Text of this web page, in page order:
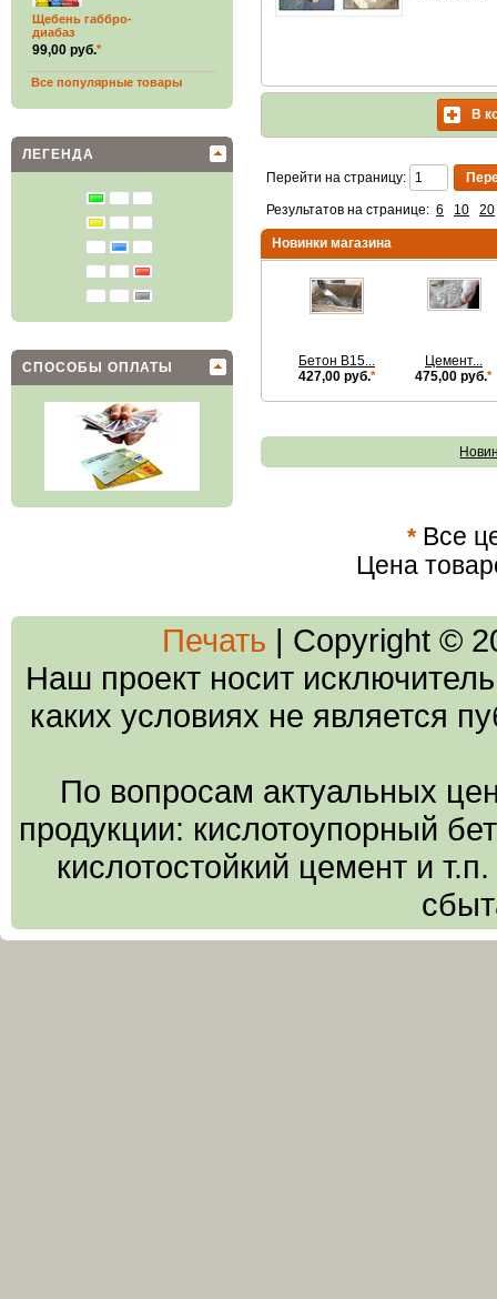
Щебень габбро-
диабаз
99,00 руб.*
Все популярные товары
ЛЕГЕНДА
СПОСОБЫ ОПЛАТЫ
В
Перейти на страницу:
Результатов на странице: 6 10 20
Новинки магазина
Бетон В15...
427,00 руб.*
Цемент...
475,00 руб.*
* Все
Цена
Печать | Copyright ©
Наш проект носит
каких условиях не является
По вопросам актуальных
продукции: кислотоупорный
кислотостойкий цемент и